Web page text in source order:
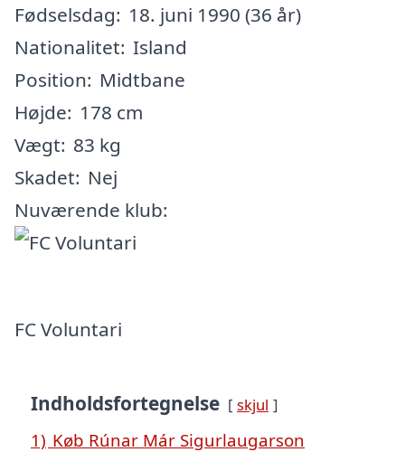
Fødselsdag: 18. juni 1990 (36 år)
Nationalitet: Island
Position: Midtbane
Højde: 178 cm
Vægt: 83 kg
Skadet: Nej
Nuværende klub:
FC Voluntari
Indholdsfortegnelse skjul
1) Køb Rúnar Már Sigurlaugarson